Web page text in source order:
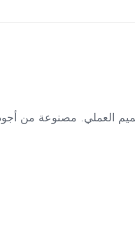
والتصميم العملي. مصنوعة من